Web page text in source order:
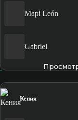
Mapi León
Gabriel
Кения